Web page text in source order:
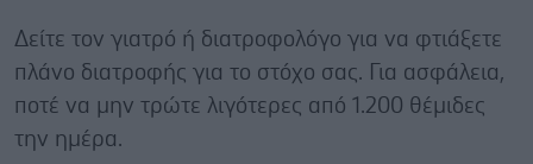
Δείτε τον γιατρό ή διατροφολόγο για να φτιάξετε
πλάνο διατροφής για το στόχο σας. Για ασφάλεια,
ποτέ να μην τρώτε λιγότερες από 1.200 θέμιδες
την ημέρα.